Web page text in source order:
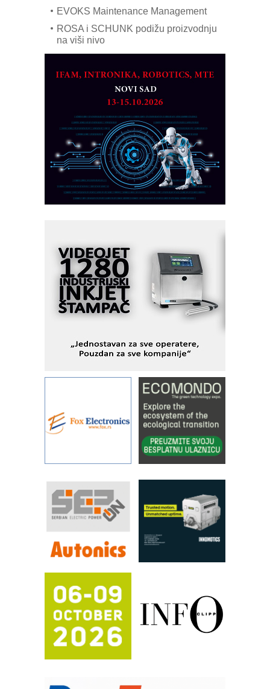
EVOKS Maintenance Management
ROSA i SCHUNK podižu proizvodnju
na viši nivo
MAREX - Lim i mašine za savremena
Marcom-plast d.o.o.- vaš pouzdan
partner
CTO - Prilagodite svoju toplinsku
obradu!
Razvoj asortimanskog pravca MINI-
PLC AKYTEC
AUKOM: Svetski standard metrologije
dostupan u Srbiji
I.SAFE MOBILE revolucioniše
industrijsku automatizaciju
pionirskimmobile operator PANEL-OM
Fleksibilno stezanje i brzo
podešavanje u proizvodnji prototipova
KIP KOP – napredna rešenja za
objekte
Alba d.o.o. – 35 godina preciznosti u
IBeRTIM - oprema za ispitivanje
kontrole kvaliteta
STAUFF – Komponente koje
povećavaju pouzdanost hidrauličkih
pouzdanost u transferu fluida
Filtration Group Industrial – Napredna
rešenja za filtraciju u hidrauličkim i
procesnim sistemima
RILINEX kompanije Rittal
FANUC: Najbolje za vašu pametnu
Efikasno upravljanje energijom
Automatizacija pakovanja · Display
(Shelf-Ready) omotnice
Potpuna efikasnost bez složenih
sistema
Trajna oznaka kao dugoročna korist